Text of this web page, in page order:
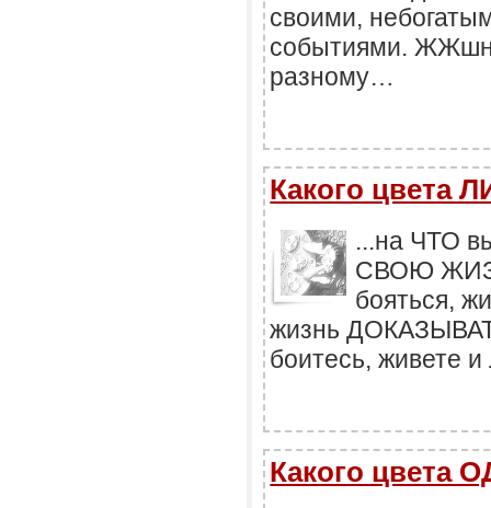
своими,
событиями.
разному…
Какого цвета
...на ЧТО
СВОЮ
бояться,
жизнь
боитесь, живете
Какого цвета